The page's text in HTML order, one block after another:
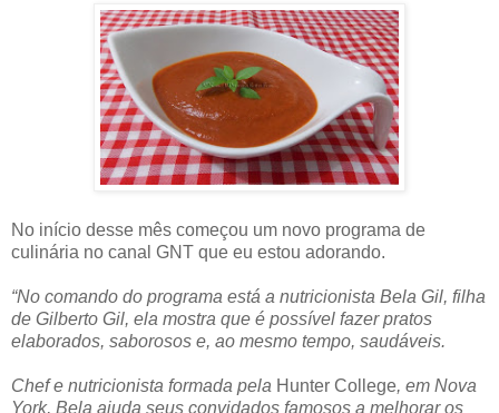
No início desse mês começou um novo programa de
culinária no canal GNT que eu estou adorando.
“No comando do programa está a nutricionista Bela Gil, filha
de Gilberto Gil, ela mostra que é possível fazer pratos
elaborados, saborosos e, ao mesmo tempo, saudáveis.
Chef e nutricionista formada pela Hunter College, em Nova
York, Bela ajuda seus convidados famosos a melhorar os